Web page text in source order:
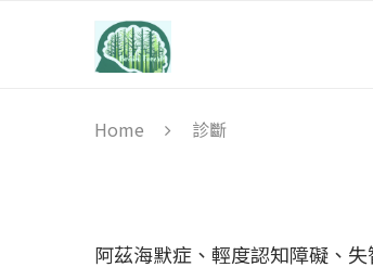
Home 診斷
阿茲海默症、輕度認知障礙、